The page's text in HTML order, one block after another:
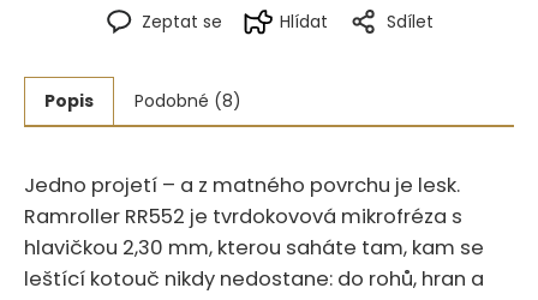
Zeptat se Hlídat Sdílet
Popis Podobné (8)
Jedno projetí – a z matného povrchu je lesk.‍​‍​​‌​‌​‌​‌‌‌‌‌‌​‌‌‌‌‌​‌‌​​​‌​​​‌​
Ramroller RR552 je tvrdokovová mikrofréza s
hlavičkou 2,30 mm, kterou saháte tam, kam se
leštící kotouč nikdy nedostane: do rohů, hran a